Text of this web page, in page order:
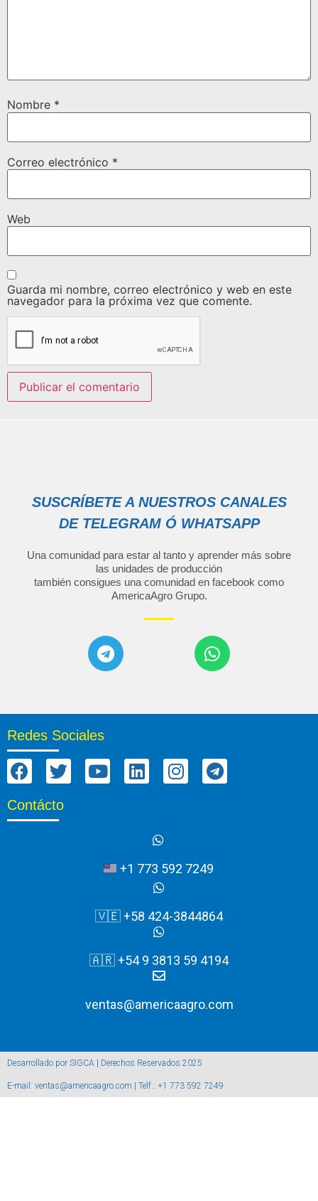
Nombre *
Correo electrónico *
Web
Guarda mi nombre, correo electrónico y web en este
navegador para la próxima vez que comente.
SUSCRÍBETE A NUESTROS CANALES
DE TELEGRAM Ó WHATSAPP
Una comunidad para estar al tanto y aprender más sobre
las unidades de producción
también consigues una comunidad en facebook como
AmericaAgro Grupo.
Redes Sociales
Contácto
+1 773 592 7249
🇻🇪 +58 424-3844864
🇦🇷 +54 9 3813 59 4194
ventas@americaagro.com
Desarrollado por SIGCA | Derechos Reservados 2025
E-mail: ventas@americaagro.com | Telf.: +1 773 592 7249